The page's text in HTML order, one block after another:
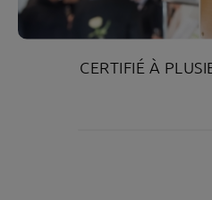
CERTIFIÉ À